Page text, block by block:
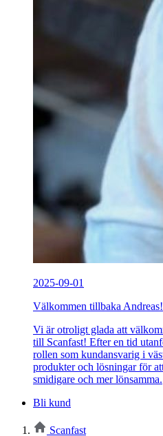
2025-09-01
Välkommen tillbaka Andreas!
Vi är otroligt glada att
till Scanfast! Efter en tid
rollen som kundansvarig i
produkter och lösningar för
smidigare och mer lönsamma.
Bli kund
Scanfast